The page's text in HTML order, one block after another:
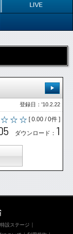
LIVE
登録日：'10.2.22
[ 0.00 / 0件 ]
ダウンロード： 1
特設ステージ